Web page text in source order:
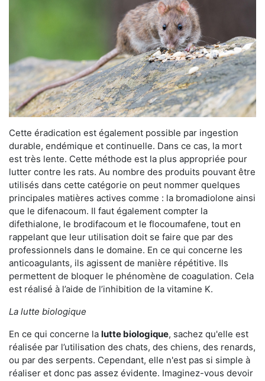
Cette éradication est également possible par ingestion
durable, endémique et continuelle. Dans ce cas, la mort
est très lente. Cette méthode est la plus appropriée pour
lutter contre les rats. Au nombre des produits pouvant être
utilisés dans cette catégorie on peut nommer quelques
principales matières actives comme : la bromadiolone ainsi
que le difenacoum. Il faut également compter la
difethialone, le brodifacoum et le flocoumafene, tout en
rappelant que leur utilisation doit se faire que par des
professionnels dans le domaine. En ce qui concerne les
anticoagulants, ils agissent de manière répétitive. Ils
permettent de bloquer le phénomène de coagulation. Cela
est réalisé à l’aide de l’inhibition de la vitamine K.
La lutte biologique
En ce qui concerne la lutte biologique, sachez qu'elle est
réalisée par l’utilisation des chats, des chiens, des renards,
ou par des serpents. Cependant, elle n'est pas si simple à
réaliser et donc pas assez évidente. Imaginez-vous devoir